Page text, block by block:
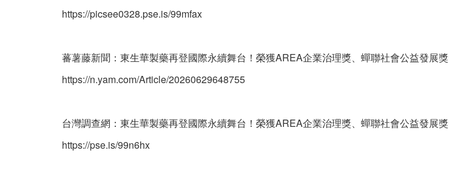
https://picsee0328.pse.is/99mfax
蕃薯藤新聞：東生華製藥再登國際永續舞台！榮獲AREA企業治理獎、蟬聯社會公益發展獎
https://n.yam.com/Article/20260629648755
台灣調查網：東生華製藥再登國際永續舞台！榮獲AREA企業治理獎、蟬聯社會公益發展獎
https://pse.is/99n6hx